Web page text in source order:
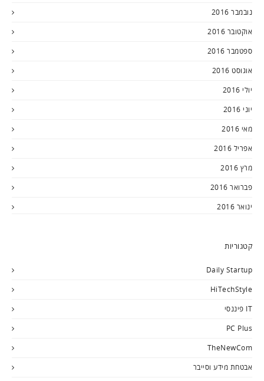
נובמבר 2016
אוקטובר 2016
ספטמבר 2016
אוגוסט 2016
יולי 2016
יוני 2016
מאי 2016
אפריל 2016
מרץ 2016
פברואר 2016
ינואר 2016
קטגוריות
Daily Startup
HiTechStyle
IT פיננסי
PC Plus
TheNewCom
אבטחת מידע וסייבר